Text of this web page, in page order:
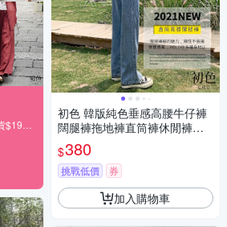
初色 韓版純色垂感高腰牛仔褲
闊腿褲拖地褲直筒褲休閒褲寬
褲長褲-共9色-39326(M-2XL可
選/現貨+預購)
$380
挑戰低價 券
加入購物車